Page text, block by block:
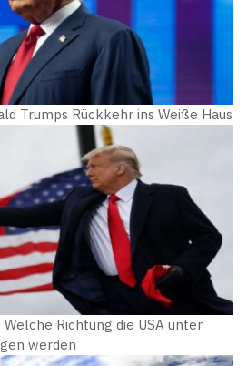
Trumps Rückkehr ins Weiße Haus
Richtung die USA unter
werden